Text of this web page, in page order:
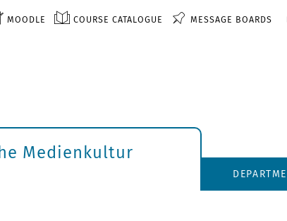
MOODLE COURSE CATALOGUE MESSAGE BOARDS
Medienkultur